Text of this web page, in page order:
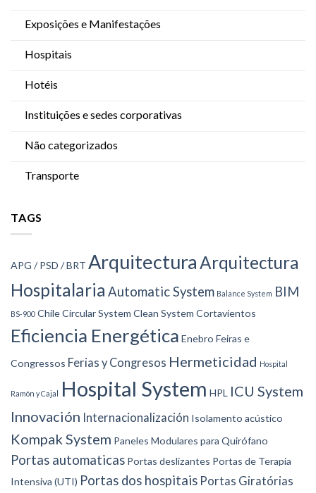
Exposições e Manifestações
Hospitais
Hotéis
Instituições e sedes corporativas
Não categorizados
Transporte
TAGS
APG / PSD / BRT ArquitecturaArquitectura
Hospitalaria Automatic System Balance System BIM
BS-900 ChileCircular System Clean System Cortavientos
Eficiencia Energética Enebro Feiras e
Congressos Ferias y Congresos Hermeticidad Hospital
Ramón y Cajal Hospital System HPL ICU System
Innovación Internacionalización Isolamento acústico
Kompak System Paneles Modulares para Quirófano
Portas automaticas Portas deslizantes Portas de Terapia
Intensiva (UTI) Portas dos hospitais Portas Giratórias